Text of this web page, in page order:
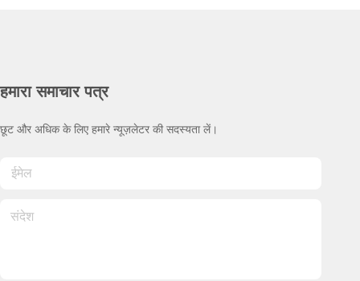
हमारा समाचार पत्र
छूट और अधिक के लिए हमारे न्यूज़लेटर की सदस्यता लें।